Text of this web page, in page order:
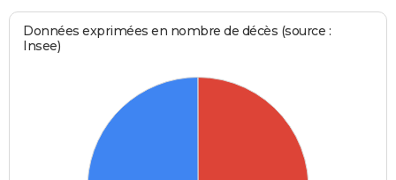
Données exprimées en nombre de décès (source :
Insee)